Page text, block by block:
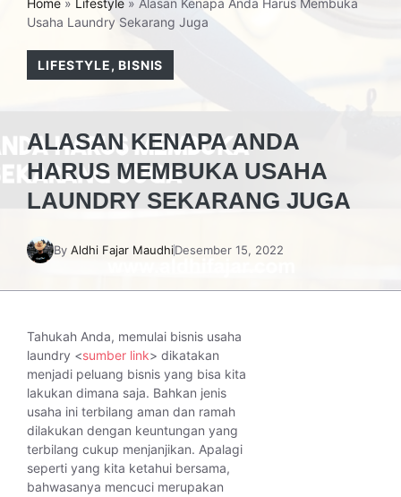
Home » Lifestyle » Alasan Kenapa Anda Harus Membuka
Usaha Laundry Sekarang Juga
LIFESTYLE,BISNIS
ALASAN KENAPA ANDA
HARUS MEMBUKA USAHA
LAUNDRY SEKARANG JUGA
By Aldhi Fajar MaudhiDesember 15, 2022
Tahukah Anda, memulai bisnis usaha
laundry <sumber link> dikatakan
menjadi peluang bisnis yang bisa kita
lakukan dimana saja. Bahkan jenis
usaha ini terbilang aman dan ramah
dilakukan dengan keuntungan yang
terbilang cukup menjanjikan. Apalagi
seperti yang kita ketahui bersama,
bahwasanya mencuci merupakan